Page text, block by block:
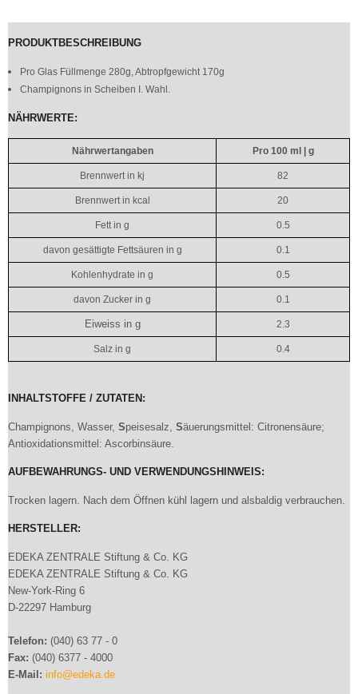
PRODUKTBESCHREIBUNG
Pro Glas Füllmenge 280g, Abtropfgewicht 170g
Champignons in Scheiben I. Wahl.
NÄHRWERTE:
Nährwertangaben Pro 100 ml | g
Brennwert in kj 82
Brennwert in kcal 20
Fett in g 0.5
davon gesättigte Fettsäuren in g 0.1
Kohlenhydrate in g 0.5
davon Zucker in g 0.1
Eiweiss in g 2.3
Salz in g 0.4
INHALTSTOFFE / ZUTATEN:
Champignons, Wasser, Speisesalz, Säuerungsmittel: Citronensäure;
Antioxidationsmittel: Ascorbinsäure.
AUFBEWAHRUNGS- UND VERWENDUNGSHINWEIS:
Trocken lagern. Nach dem Öffnen kühl lagern und alsbaldig verbrauchen.
HERSTELLER:
EDEKA ZENTRALE Stiftung & Co. KG
EDEKA ZENTRALE Stiftung & Co. KG
New-York-Ring 6
D-22297 Hamburg
Telefon: (040) 63 77 - 0
Fax: (040) 6377 - 4000
E-Mail: info@edeka.de